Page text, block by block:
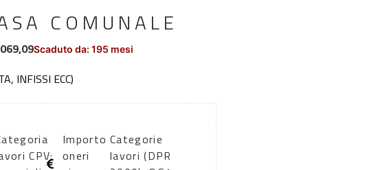
COMUNALE
Scaduto da: 195 mesi
INFISSI ECC)
CPV:
Importo
oneri
Categorie
lavori (DPR